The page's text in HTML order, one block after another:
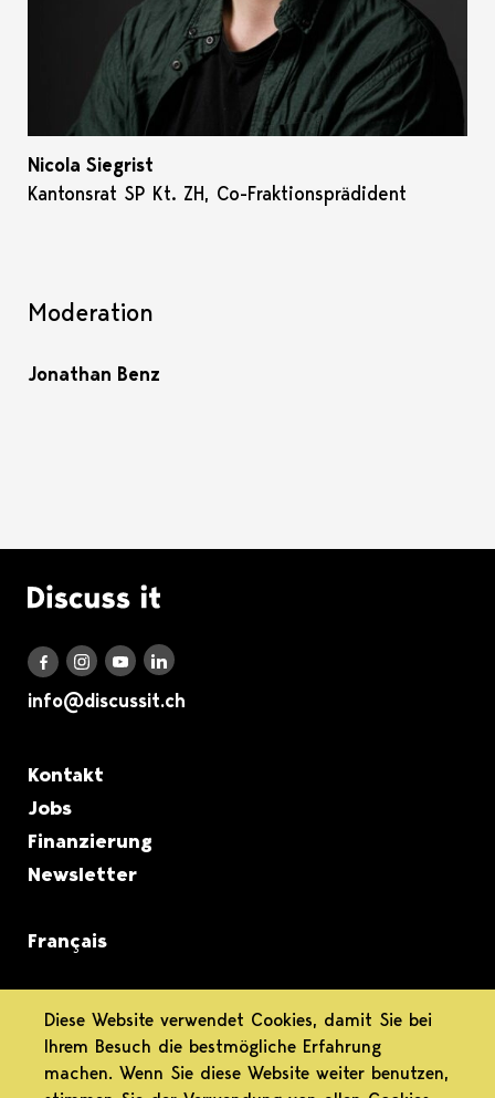
Nicola Siegrist
Kantonsrat SP Kt. ZH, Co-Fraktionsprädident
Moderation
Jonathan Benz
Logo Discuss it
Discuss it auf Facebook
Discuss it auf Instagram
Discuss it auf Youtube
Discuss it auf LinkedIn
info@discussit.ch
Metanavigation
Kontakt
Jobs
Finanzierung
Newsletter
Français
informiert.
differenziert.
Diese Website verwendet Cookies, damit Sie bei
Ihrem Besuch die bestmögliche Erfahrung
machen. Wenn Sie diese Website weiter benutzen,